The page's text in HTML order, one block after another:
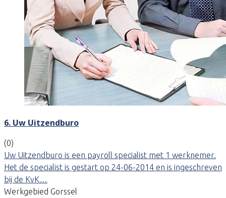
6. Uw Uitzendburo
(0)
Uw Uitzendburo is een payroll specialist met 1 werknemer.
Het de specialist is gestart op 24-06-2014 en is ingeschreven
bij de KvK…
Werkgebied Gorssel